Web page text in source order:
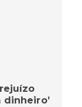
dinheiro’